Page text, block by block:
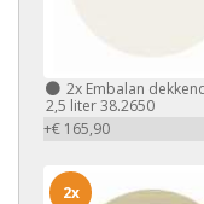
2x Embalan
2,5 liter 38.2650
+€ 165,90
2x